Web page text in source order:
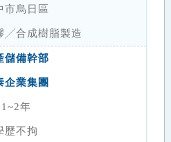
市烏日區
╱合成樹脂製造
儲備幹部
企業集團
1~2年
歷不拘